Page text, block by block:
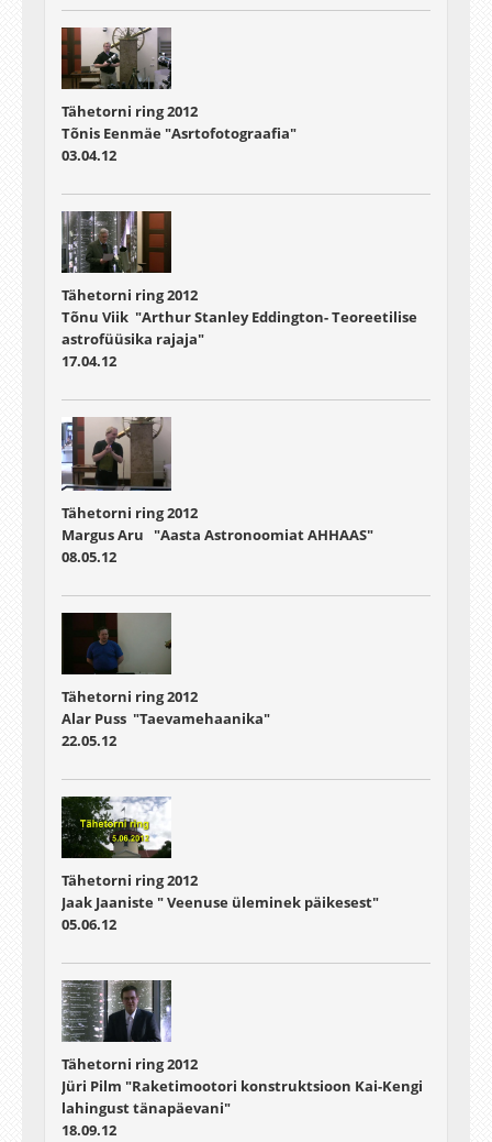
Tähetorni ring 2012
Tõnis Eenmäe "Asrtofotograafia"
03.04.12
Tähetorni ring 2012
Tõnu Viik "Arthur Stanley Eddington- Teoreetilise
astrofüüsika rajaja"
17.04.12
Tähetorni ring 2012
Margus Aru "Aasta Astronoomiat AHHAAS"
08.05.12
Tähetorni ring 2012
Alar Puss "Taevamehaanika"
22.05.12
Tähetorni ring 2012
Jaak Jaaniste " Veenuse üleminek päikesest"
05.06.12
Tähetorni ring 2012
Jüri Pilm "Raketimootori konstruktsioon Kai-Kengi
lahingust tänapäevani"
18.09.12